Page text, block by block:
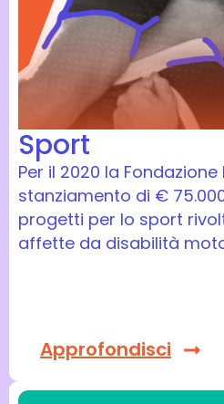
Sport
Per il 2020 la
stanziamento di €
progetti per lo sport
affette da disabilità
Approfondisci